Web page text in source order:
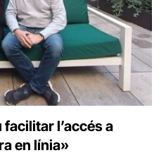
l’accés a
en línia»